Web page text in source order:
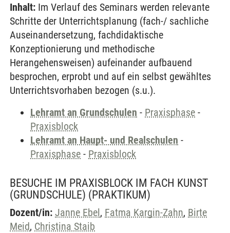
Inhalt: Im Verlauf des Seminars werden relevante
Schritte der Unterrichtsplanung (fach-/ sachliche
Auseinandersetzung, fachdidaktische
Konzeptionierung und methodische
Herangehensweisen) aufeinander aufbauend
besprochen, erprobt und auf ein selbst gewähltes
Unterrichtsvorhaben bezogen (s.u.).
Lehramt an Grundschulen - Praxisphase -
Praxisblock
Lehramt an Haupt- und Realschulen -
Praxisphase - Praxisblock
BESUCHE IM PRAXISBLOCK IM FACH KUNST
(GRUNDSCHULE) (PRAKTIKUM)
Dozent/in: Janne Ebel, Fatma Kargin-Zahn, Birte
Meid, Christina Staib